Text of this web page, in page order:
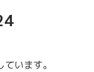
います。